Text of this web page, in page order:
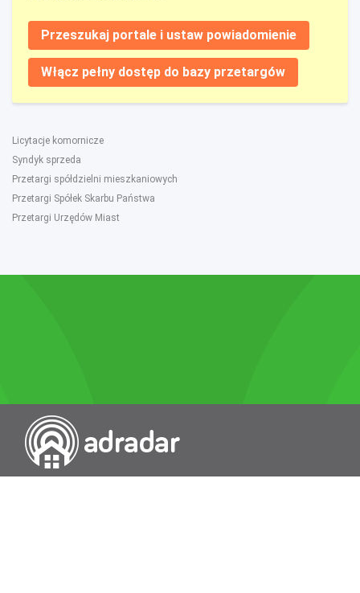
Przeszukaj portale i ustaw powiadomienie
Włącz pełny dostęp do bazy przetargów
Licytacje komornicze
Syndyk sprzeda
Przetargi spółdzielni mieszkaniowych
Przetargi Spółek Skarbu Państwa
Przetargi Urzędów Miast